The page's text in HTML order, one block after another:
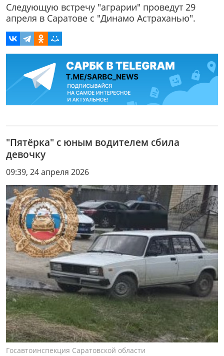
Следующую встречу "аграрии" проведут 29
апреля в Саратове с "Динамо Астраханью".
"Пятёрка" с юным водителем сбила
девочку
09:39, 24 апреля 2026
Госавтоинспекция Саратовской области